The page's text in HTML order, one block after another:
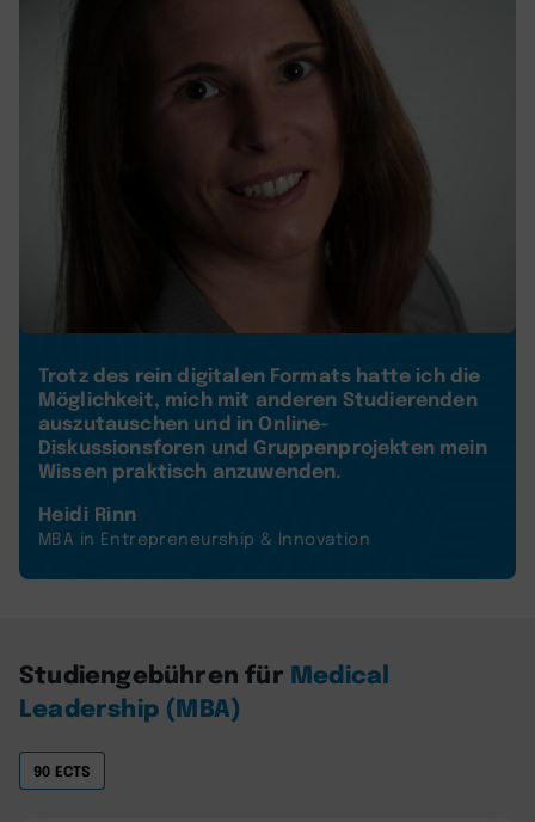
Trotz des rein digitalen Formats hatte ich die
Möglichkeit, mich mit anderen Studierenden
auszutauschen und in Online-
Diskussionsforen und Gruppenprojekten mein
Wissen praktisch anzuwenden.
Heidi Rinn
MBA in Entrepreneurship & Innovation
Studiengebühren für Medical
Leadership (MBA)
90 ECTS